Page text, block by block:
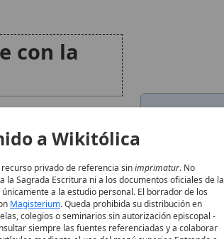
Categoría
Nombre
Completo
Descripción
con la
religioso.
miembros
espacios
la vida
a Wikitólica
privado de referencia sinimprimatur. No
la Sagrada Escritura ni a los documentos oficiales de la
a la estudio personal. El borrador de los
Magisterium. Queda prohibida su distribución en
colegios o seminarios sin autorización episcopal -
siempre las fuentes referenciadas y a colaborar